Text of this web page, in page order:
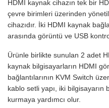
HDMI kaynak cihazın tek bir
çevre birimleri üzerinden
cihazıdır. İki HDMI kaynak
arasında görüntü ve USB
Ürünle birlikte sunulan 2 adet
kaynak bilgisayarların HDMI
bağlantılarının KVM Switch
kablo setli yapı, iki bilgisayarın
kurmaya yardımcı olur.